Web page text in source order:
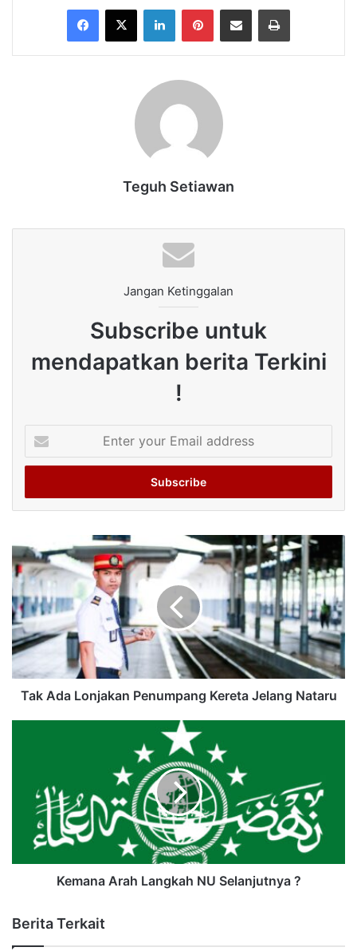
Facebook
X LinkedInPinterestShare via Email Print
Teguh Setiawan
Jangan Ketinggalan
Subscribe untuk
mendapatkan berita Terkini
!
your
Email
Tak Ada Lonjakan Penumpang Kereta Jelang Nataru
Kemana Arah Langkah NU Selanjutnya ?
Berita Terkait